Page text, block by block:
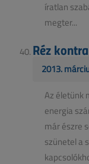
íratlan
megter...
Réz
2013.
Az életünk
energia
már észre
szünetel a